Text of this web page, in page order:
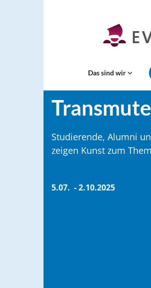
Das sind wir
Transmute
Studierende, Alumni
zeigen Kunst zum
5.07. - 2.10.2025